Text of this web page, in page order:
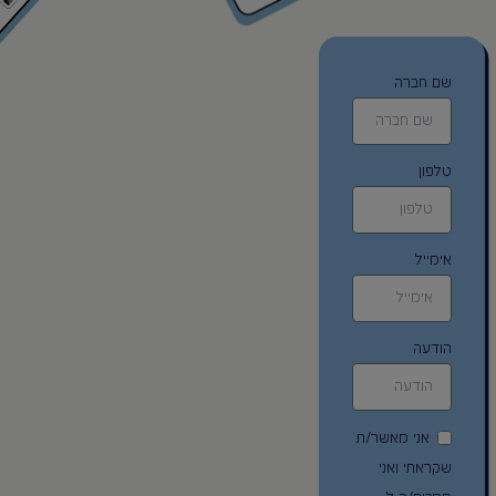
שם חברה
טלפון
אימייל
הודעה
אני מאשר/ת
שקראתי ואני